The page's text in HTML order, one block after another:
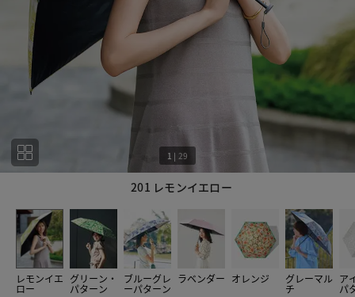
201 レモンイエロー
1 | 29
レモンイエ
ロー
グリーン・
パターン
ブルーグレ
ーパターン
ラベンダー オレンジ グレーマル
チ
ア
パ
1